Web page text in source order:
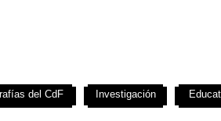
del CdF Investigación